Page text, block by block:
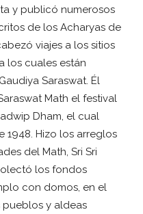
y publicó numerosos
de los Acharyas de
viajes a los sitios
los cuales están
Saraswat. Él
Math el festival
Dham, el cual
1948. Hizo los arreglos
del Math, Sri Sri
los fondos
con domos, en el
pueblos y aldeas